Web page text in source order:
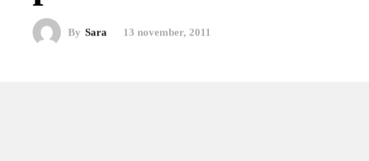
By Sara 13 november, 2011